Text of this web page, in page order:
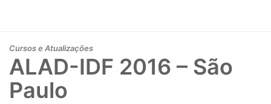
Cursos e Atualizações
ALAD-IDF 2016 – São
Paulo